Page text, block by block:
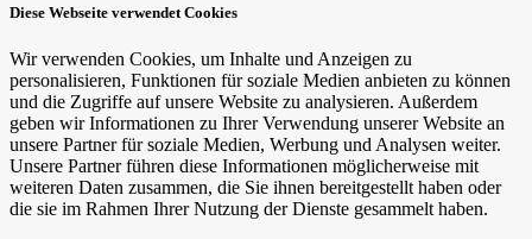
Diese Webseite verwendet Cookies
Wir verwenden Cookies, um Inhalte und Anzeigen zu
personalisieren, Funktionen für soziale Medien anbieten zu können
und die Zugriffe auf unsere Website zu analysieren. Außerdem
geben wir Informationen zu Ihrer Verwendung unserer Website an
unsere Partner für soziale Medien, Werbung und Analysen weiter.
Unsere Partner führen diese Informationen möglicherweise mit
weiteren Daten zusammen, die Sie ihnen bereitgestellt haben oder
die sie im Rahmen Ihrer Nutzung der Dienste gesammelt haben.